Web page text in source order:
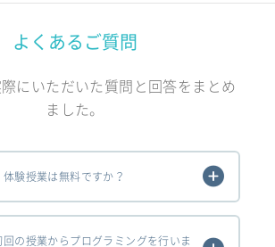
よくあるご質問
にいただいた質問と回答をまとめ
ました。
体験授業は無料ですか？
の授業からプログラミングを行いま